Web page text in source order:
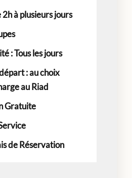
2h à plusieurs jours
: Tous les jours
: au choix
au Riad
Gratuite
de Réservation​